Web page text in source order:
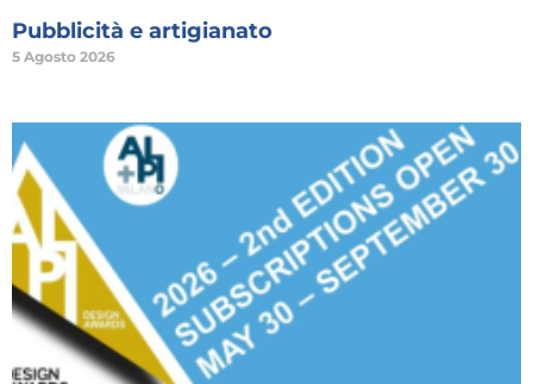
Pubblicità e artigianato
5 Agosto 2026